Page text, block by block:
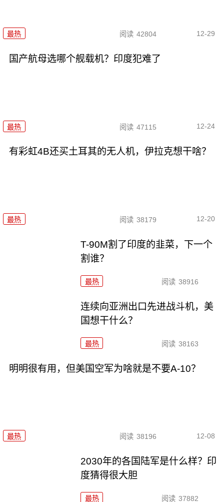
最热 阅读 42804 12-29
国产航母选哪个舰载机？印度犯难了
最热 阅读 47115 12-24
有彩虹4B还买土耳其的无人机，伊拉克想干啥？
最热 阅读 38179 12-20
T-90M割了印度的韭菜，下一个
割谁？
最热 阅读 38916
连续向亚洲出口先进战斗机，美
国想干什么？
最热 阅读 38163
明明很有用，但美国空军为啥就是不要A-10？
最热 阅读 38196 12-08
2030年的各国陆军是什么样？印
度猜得很大胆
最热 阅读 37882